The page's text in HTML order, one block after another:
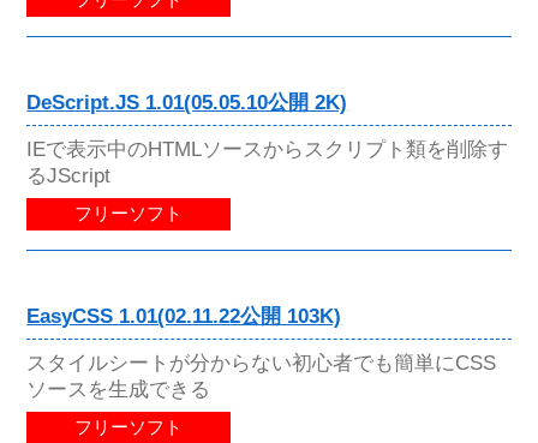
DeScript.JS 1.01(05.05.10公開 2K)
IEで表示中のHTMLソースからスクリプト類を削除す
るJScript
フリーソフト
EasyCSS 1.01(02.11.22公開 103K)
スタイルシートが分からない初心者でも簡単にCSS
ソースを生成できる
フリーソフト